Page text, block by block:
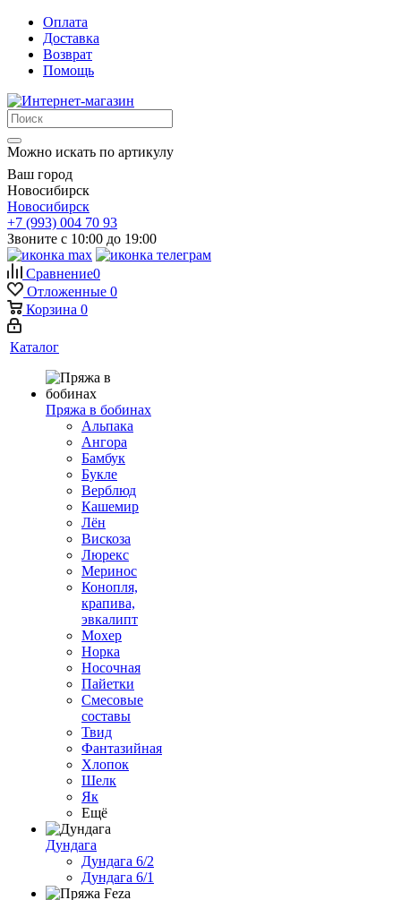
Оплата
Доставка
Возврат
Помощь
Можно искать по артикулу
Ваш город
Новосибирск
Новосибирск
+7 (993) 004 70 93
Звоните с 10:00 до 19:00
Сравнение0
Отложенные 0
Корзина 0
Каталог
Пряжа в бобинах
Альпака
Ангора
Бамбук
Букле
Верблюд
Кашемир
Лён
Вискоза
Люрекс
Меринос
Конопля,
крапива,
эвкалипт
Мохер
Норка
Носочная
Пайетки
Смесовые
составы
Твид
Фантазийная
Хлопок
Шелк
Як
Ещё
Дундага
Дундага 6/2
Дундага 6/1